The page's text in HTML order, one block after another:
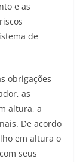
e as
de
obrigações
as
altura, a
De acordo
em altura o
seus